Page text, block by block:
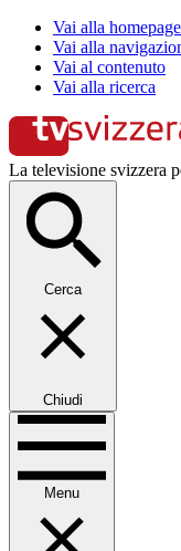
Vai alla homepage
Vai alla
Vai al contenuto
Vai alla ricerca
La televisione svizzera
Cerca
Chiudi
Menu